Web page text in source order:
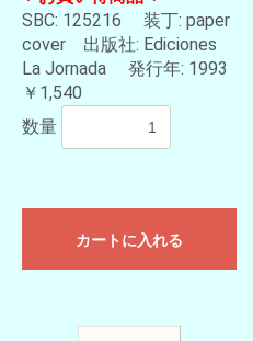
SBC: 125216 装丁: paper
cover 出版社: Ediciones
La Jornada 発行年: 1993
￥1,540
数量
カートに入れる